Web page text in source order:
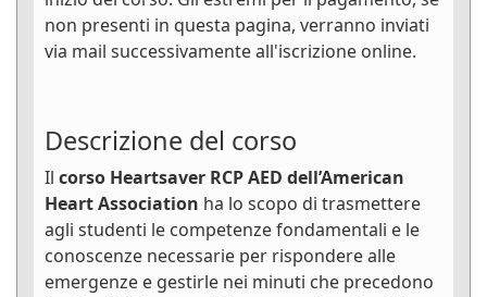
non presenti in questa pagina, verranno inviati
via mail successivamente all'iscrizione online.
Descrizione del corso
Il corso Heartsaver RCP AED dell’American
Heart Association ha lo scopo di trasmettere
agli studenti le competenze fondamentali e le
conoscenze necessarie per rispondere alle
emergenze e gestirle nei minuti che precedono